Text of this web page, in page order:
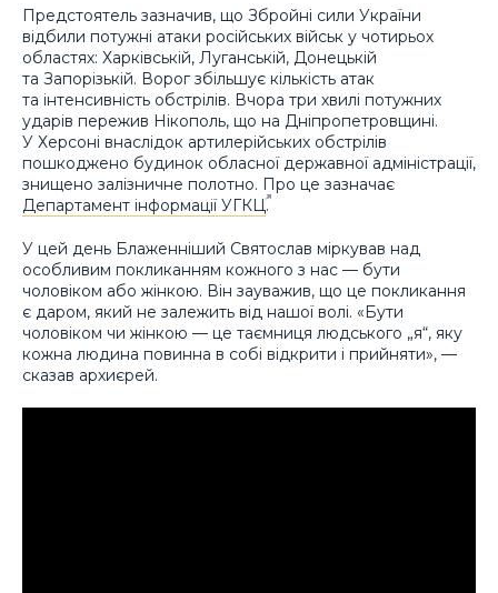
Предстоятель зазначив, що Збройні сили України
відбили потужні атаки російських військ у чотирьох
областях: Харківській, Луганській, Донецькій
та Запорізькій. Ворог збільшує кількість атак
та інтенсивність обстрілів. Вчора три хвилі потужних
ударів пережив Нікополь, що на Дніпропетровщині.
У Херсоні внаслідок артилерійських обстрілів
пошкоджено будинок обласної державної адміністрації,
знищено залізничне полотно. Про це зазначає
Департамент інформації УГКЦ.
У цей день Блаженніший Святослав міркував над
особливим покликанням кожного з нас — бути
чоловіком або жінкою. Він зауважив, що це покликання
є даром, який не залежить від нашої волі. «Бути
чоловіком чи жінкою — це таємниця людського „я“, яку
кожна людина повинна в собі відкрити і прийняти», —
сказав архиєрей.